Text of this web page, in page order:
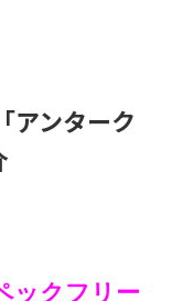
アンターク
ックフリー